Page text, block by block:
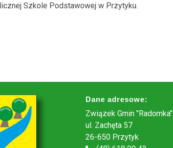
Szkole Podstawowej w Przytyku.
Dane adresowe:
Związek Gmin "Radomka"
ul. Zachęta 57
26-650 Przytyk